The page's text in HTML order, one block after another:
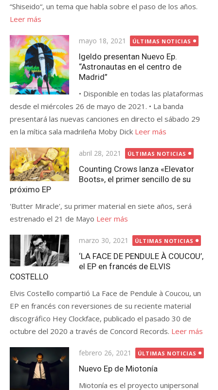
“Shiseido“, un tema que habla sobre el paso de los años.
Leer más
Publicada
el
mayo 18, 2021 ÚLTIMAS NOTICIAS
Igeldo presentan Nuevo Ep.
“Astronautas en el centro de
Madrid”
• Disponible en todas las plataformas
desde el miércoles 26 de mayo de 2021. • La banda
presentará las nuevas canciones en directo el sábado 29
en la mítica sala madrileña Moby Dick Leer más
Publicada
el
abril 28, 2021 ÚLTIMAS NOTICIAS
Counting Crows lanza «Elevator
Boots», el primer sencillo de su
próximo EP
'Butter Miracle', su primer material en siete años, será
estrenado el 21 de Mayo Leer más
Publicada
el
marzo 30, 2021 ÚLTIMAS NOTICIAS
‘LA FACE DE PENDULE À COUCOU’,
el EP en francés de ELVIS
COSTELLO
Elvis Costello compartió La Face de Pendule à Coucou, un
EP en francés con reversiones de su reciente material
discográfico Hey Clockface, publicado el pasado 30 de
octubre del 2020 a través de Concord Records. Leer más
Publicada
el
febrero 26, 2021 ÚLTIMAS NOTICIAS
Nuevo Ep de Miotonía
Miotonía es el proyecto unipersonal